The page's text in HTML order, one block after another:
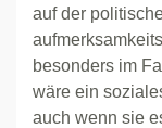
auf der
besonders im
wäre ein
auch wenn sie